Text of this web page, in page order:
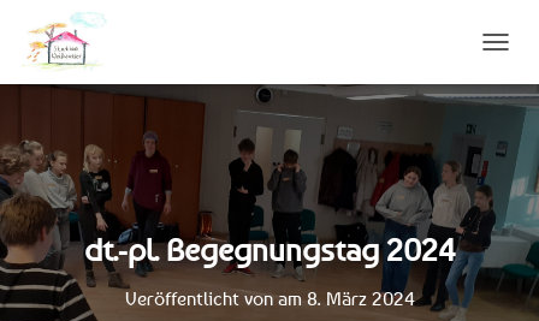
A
V
G
I
N
M
dt.-pl. Begegnungstag 2024
Veröffentlicht vonam 8. März 2024